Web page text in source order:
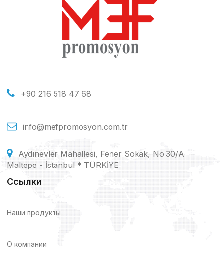
+90 216 518 47 68
info@mefpromosyon.com.tr
Aydınevler Mahallesi, Fener Sokak, No:30/A
Maltepe - İstanbul * TÜRKİYE
Ссылки
Наши продукты
О компании